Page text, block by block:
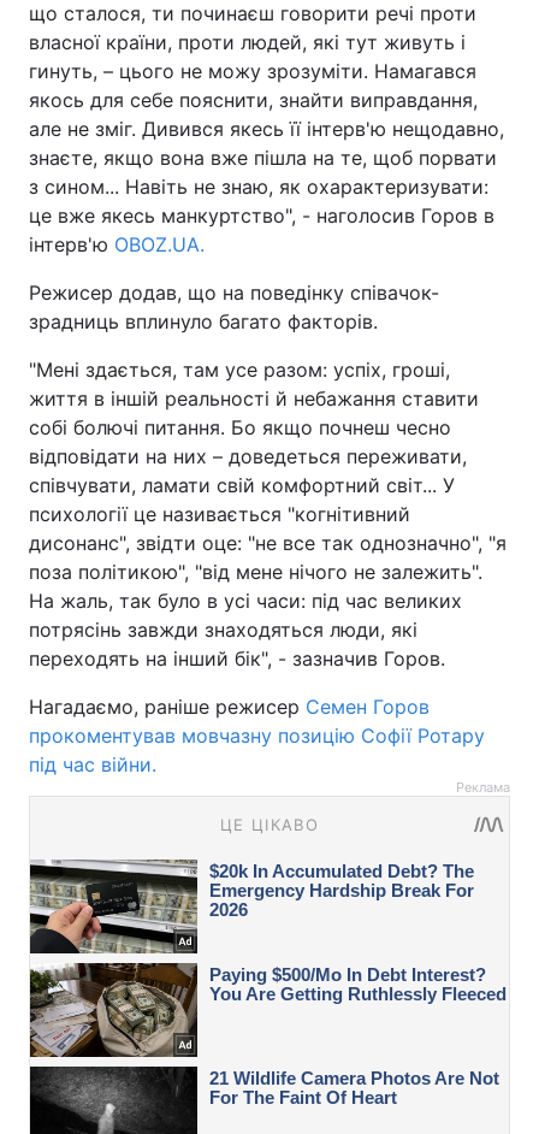
що сталося, ти починаєш говорити речі проти
власної країни, проти людей, які тут живуть і
гинуть, – цього не можу зрозуміти. Намагався
якось для себе пояснити, знайти виправдання,
але не зміг. Дивився якесь її інтерв'ю нещодавно,
знаєте, якщо вона вже пішла на те, щоб порвати
з сином... Навіть не знаю, як охарактеризувати:
це вже якесь манкуртство", - наголосив Горов в
інтерв'ю OBOZ.UA.
Режисер додав, що на поведінку співачок-
зрадниць вплинуло багато факторів.
"Мені здається, там усе разом: успіх, гроші,
життя в іншій реальності й небажання ставити
собі болючі питання. Бо якщо почнеш чесно
відповідати на них – доведеться переживати,
співчувати, ламати свій комфортний світ... У
психології це називається "когнітивний
дисонанс", звідти оце: "не все так однозначно", "я
поза політикою", "від мене нічого не залежить".
На жаль, так було в усі часи: під час великих
потрясінь завжди знаходяться люди, які
переходять на інший бік", - зазначив Горов.
Нагадаємо, раніше режисер Семен Горов
прокоментував мовчазну позицію Софії Ротару
під час війни.
Реклама